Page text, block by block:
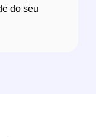
do seu